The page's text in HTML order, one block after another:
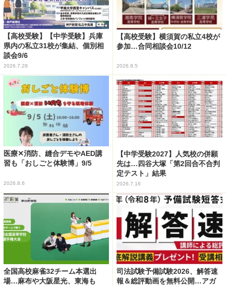
【高校受験】【中学受験】兵庫
県内の私立31校が集結、個別相
談会9/6
2026.7.28
【高校受験】横須賀の私立4校が
参加…合同相談会10/12
2026.8.5
医療✕消防、縫合デモやAED講
習も「おしごと体験博」9/5
2026.8.6
【中学受験2027】人気校の併願
先は…四谷大塚「第2回合不合判
定テスト」結果
2026.7.16
全国高校麻雀32チーム本選出
場…麻布や大阪星光、東海も
司法試験予備試験2026、解答速
報＆総評動画を無料公開…アガ